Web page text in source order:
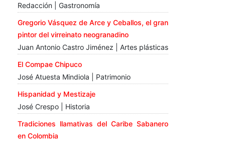
Redacción | Gastronomía
Gregorio Vásquez de Arce y Ceballos, el gran
pintor del virreinato neogranadino
Juan Antonio Castro Jiménez | Artes plásticas
El Compae Chipuco
José Atuesta Mindiola | Patrimonio
Hispanidad y Mestizaje
José Crespo | Historia
Tradiciones llamativas del Caribe Sabanero
en Colombia